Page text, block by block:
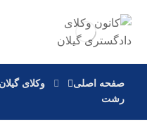
صفحه اصلی وکلای گیلان
رشت